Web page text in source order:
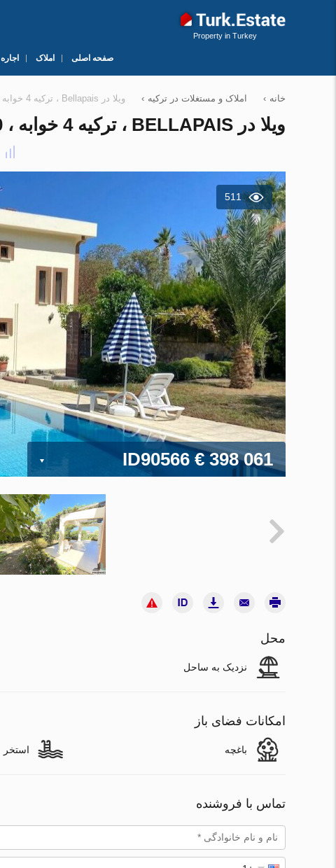
Property in Turkey
صفحه اصلی املاک اجاره
خانه › املاک و مستغلات در ترکیه › ویلا در Bellapais ، ترکیه 4 خوابه ، 760 متر مربع. شماره 90566
ویلا در BELLAPAIS ، ترکیه 4 خوابه ، 760 متر مربع. شماره 90566
511
ID90566 € 398 061
محل
نزدیک به ساحل
امکانات فضای باز
باغچه استخر
تماس با فروشنده